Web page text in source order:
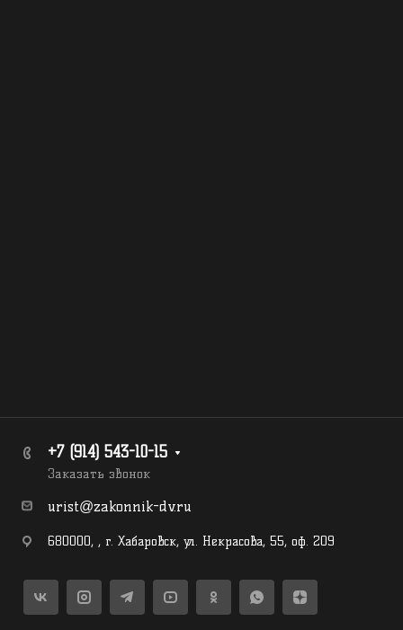
+7 (914) 543-10-15
Заказать звонок
urist@zakonnik-dv.ru
680000, , г. Хабаровск, ул. Некрасова, 55, оф. 209